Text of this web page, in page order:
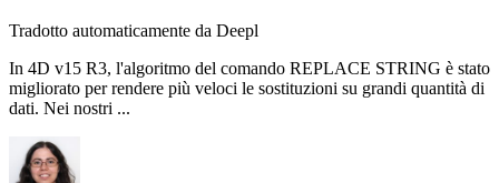
Tradotto automaticamente da Deepl
In 4D v15 R3, l'algoritmo del comando REPLACE STRING è stato
migliorato per rendere più veloci le sostituzioni su grandi quantità di
dati. Nei nostri ...